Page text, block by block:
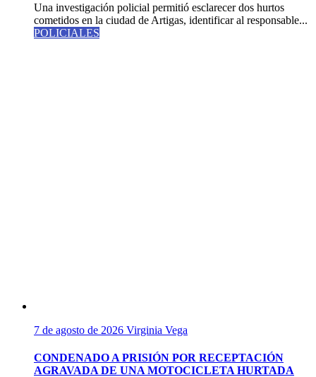
Una investigación policial permitió esclarecer dos hurtos
cometidos en la ciudad de Artigas, identificar al responsable...
POLICIALES
7 de agosto de 2026 Virginia Vega
CONDENADO A PRISIÓN POR RECEPTACIÓN
AGRAVADA DE UNA MOTOCICLETA HURTADA